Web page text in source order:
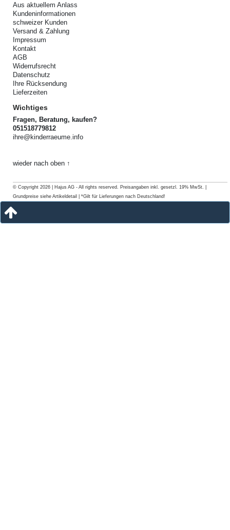
Aus aktuellem Anlass
Kundeninformationen
schweizer Kunden
Versand & Zahlung
Impressum
Kontakt
AGB
Widerrufsrecht
Datenschutz
Ihre Rücksendung
Lieferzeiten
Wichtiges
Fragen, Beratung, kaufen?
051518779812
ihre@kinderraeume.info
wieder nach oben ↑
© Copyright 2026 | Hajus AG - All rights reserved. Preisangaben inkl. gesetzl. 19% MwSt. |
Grundpreise siehe Artikeldetail | *Gilt für Lieferungen nach Deutschland!